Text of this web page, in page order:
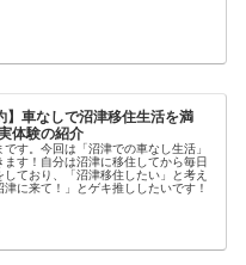
】車なしで沼津移住生活を満
体験の紹介
す。今回は「沼津での車なし生活」
ます！自分は沼津に移住してから毎日
ており、「沼津移住したい」と考え
に来て！」とゲキ推ししたいです！